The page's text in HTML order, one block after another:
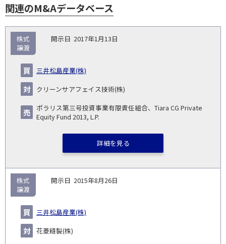
関連のM&Aデータベース
示
い
企
業・
事業
▽
2017年1月13日
三井松島産業(株)
クリーンサアフェイス技術(株)
ポラリス第三号投資事業有限責任組合、Tiara CG Private
Equity Fund 2013, L.P.
株式
譲渡
詳細を見る
2015年8月26日
三井松島産業(株)
花菱縫製(株)
株式
譲渡